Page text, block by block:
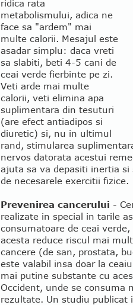
ridica rata
metabolismului, adica ne
face sa "ardem" mai
multe calorii. Mesajul este
asadar simplu: daca vreti
sa slabiti, beti 4-5 cani de
ceai verde fierbinte pe zi.
Veti arde mai multe
calorii, veti elimina apa
suplimentara din tesuturi
(are efect antiadipos si
diuretic) si, nu in ultimul
rand, stimularea
nervos datorata acestui
ajuta sa va depasiti inertia si
de necesarele exercitii fizice.
Prevenirea cancerului -
realizate in special in tarile
consumatoare de ceai verde,
acesta reduce riscul mai
cancere (de san, prostata,
este valabil insa doar la
mai putine substante cu
Occident, unde se consuma
rezultate. Un studiu publicat